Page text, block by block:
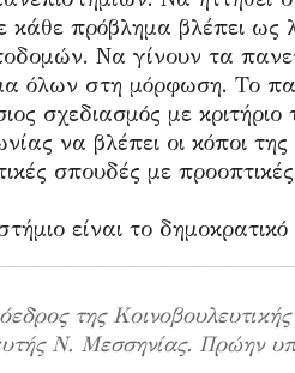
κάθε πρόβλημα βλέπει ως
Να γίνουν τα
όλων στη μόρφωση. Το
σχεδιασμός με
να βλέπει οι κόποι
σπουδές με προοπτικές
είναι το
της
Ν. Μεσσηνίας. Πρώην